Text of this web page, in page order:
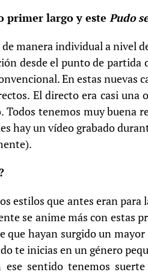
primer largo y este Pudo
manera individual a nivel
desde el punto de partida
En estas nuevas
El directo era casi una
tenemos muy buena
hay un vídeo grabado
estilos que antes eran para
se anime más con estas
que hayan surgido un
te inicias en un género
sentido tenemos